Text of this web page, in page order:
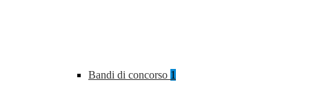
Bandi di concorso 1